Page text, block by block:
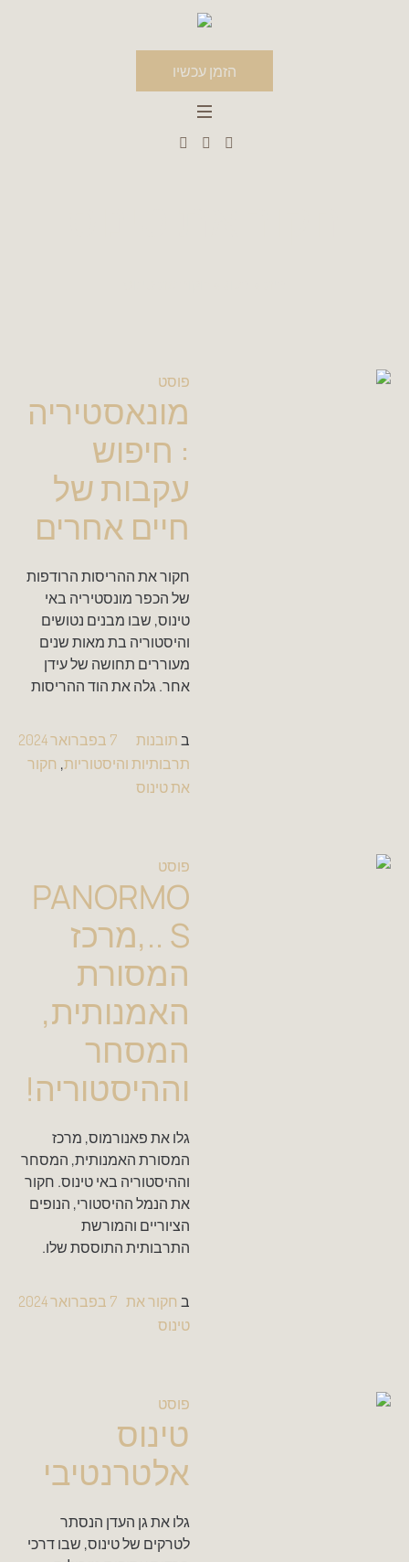
הזמן עכשיו
פוסט
מונאסטיריה
: חיפוש
עקבות של
חיים אחרים
חקור את ההריסות הרודפות
של הכפר מונסטיריה באי
טינוס, שבו מבנים נטושים
והיסטוריה בת מאות שנים
מעוררים תחושה של עידן
אחר. גלה את הוד ההריסות
7 בפברואר 2024 בתובנות
תרבותיות והיסטוריות, חקור
את טינוס
פוסט
PANORMO
S ..,מרכז
המסורת
האמנותית,
המסחר
וההיסטוריה!
גלו את פאנורמוס, מרכז
המסורת האמנותית, המסחר
וההיסטוריה באי טינוס. חקור
את הנמל ההיסטורי, הנופים
הציוריים והמורשת
התרבותית התוססת שלו.
7 בפברואר 2024 ב חקור את
טינוס
פוסט
טינוס
אלטרנטיבי
גלו את גן העדן הנסתר
לטרקים של טינוס, שבו דרכי